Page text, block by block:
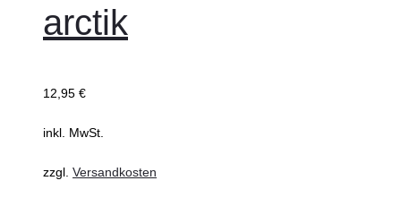
Varianten
auf.
Optionen
der
arctik
12,95 €
inkl. MwSt.
zzgl. Versandkosten